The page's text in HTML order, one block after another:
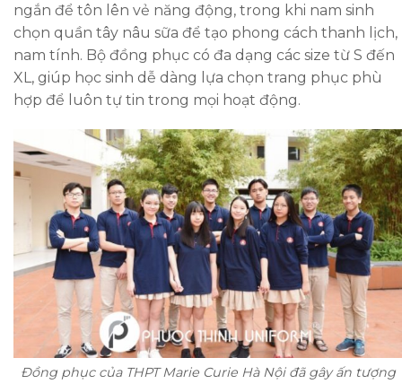
ngắn để tôn lên vẻ năng động, trong khi nam sinh
chọn quần tây nâu sữa để tạo phong cách thanh lịch,
nam tính. Bộ đồng phục có đa dạng các size từ S đến
XL, giúp học sinh dễ dàng lựa chọn trang phục phù
hợp để luôn tự tin trong mọi hoạt động.
Đồng phục của THPT Marie Curie Hà Nội đã gây ấn tượng